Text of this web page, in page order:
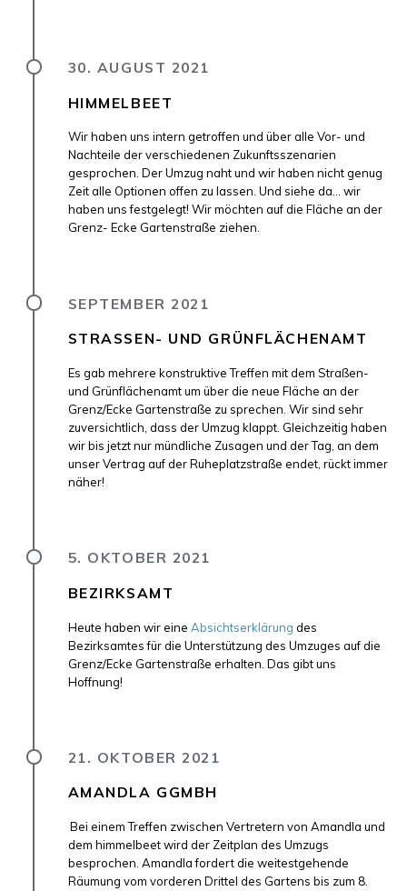
30. AUGUST 2021
HIMMELBEET
Wir haben uns intern getroffen und über alle Vor- und
Nachteile der verschiedenen Zukunftsszenarien
gesprochen. Der Umzug naht und wir haben nicht genug
Zeit alle Optionen offen zu lassen. Und siehe da... wir
haben uns festgelegt! Wir möchten auf die Fläche an der
Grenz- Ecke Gartenstraße ziehen.
SEPTEMBER 2021
STRASSEN- UND GRÜNFLÄCHENAMT
Es gab mehrere konstruktive Treffen mit dem Straßen-
und Grünflächenamt um über die neue Fläche an der
Grenz/Ecke Gartenstraße zu sprechen. Wir sind sehr
zuversichtlich, dass der Umzug klappt. Gleichzeitig haben
wir bis jetzt nur mündliche Zusagen und der Tag, an dem
unser Vertrag auf der Ruheplatzstraße endet, rückt immer
näher!
5. OKTOBER 2021
BEZIRKSAMT
Heute haben wir eine Absichtserklärung des
Bezirksamtes für die Unterstützung des Umzuges auf die
Grenz/Ecke Gartenstraße erhalten. Das gibt uns
Hoffnung!
21. OKTOBER 2021
AMANDLA GGMBH
Bei einem Treffen zwischen Vertretern von Amandla und
dem himmelbeet wird der Zeitplan des Umzugs
besprochen. Amandla fordert die weitestgehende
Räumung vom vorderen Drittel des Gartens bis zum 8.